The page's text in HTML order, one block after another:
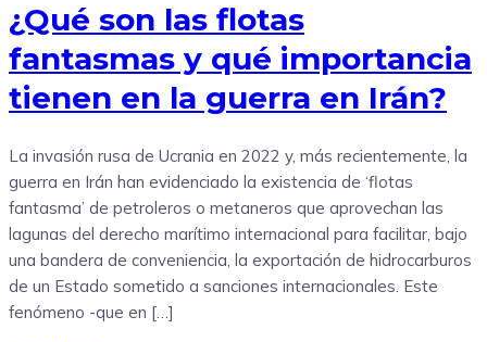
¿Qué son las flotas
fantasmas y qué importancia
tienen en la guerra en Irán?
La invasión rusa de Ucrania en 2022 y, más recientemente, la
guerra en Irán han evidenciado la existencia de ‘flotas
fantasma’ de petroleros o metaneros que aprovechan las
lagunas del derecho marítimo internacional para facilitar, bajo
una bandera de conveniencia, la exportación de hidrocarburos
de un Estado sometido a sanciones internacionales. Este
fenómeno -que en […]